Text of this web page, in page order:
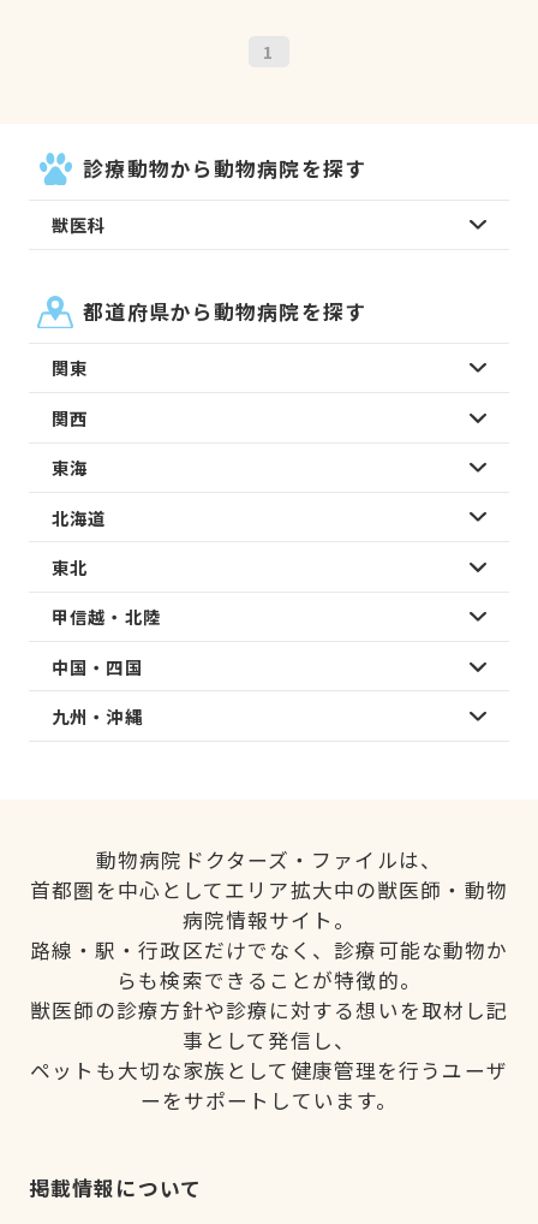
1
診療動物から動物病院を探す
獣医科
都道府県から動物病院を探す
関東
関西
東海
北海道
東北
甲信越・北陸
中国・四国
九州・沖縄
動物病院ドクターズ・ファイルは、
首都圏を中心としてエリア拡大中の獣医師・動物
病院情報サイト。
路線・駅・行政区だけでなく、診療可能な動物か
らも検索できることが特徴的。
獣医師の診療方針や診療に対する想いを取材し記
事として発信し、
ペットも大切な家族として健康管理を行うユーザ
ーをサポートしています。
掲載情報について